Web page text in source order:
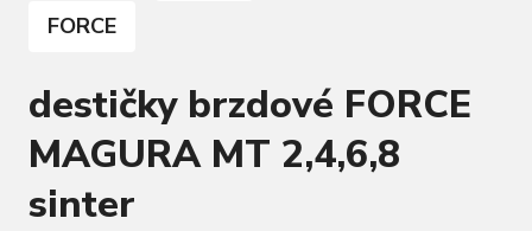
FORCE
destičky brzdové FORCE
MAGURA MT 2,4,6,8
sinter